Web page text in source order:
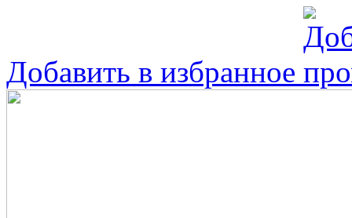
Добавить в избранное